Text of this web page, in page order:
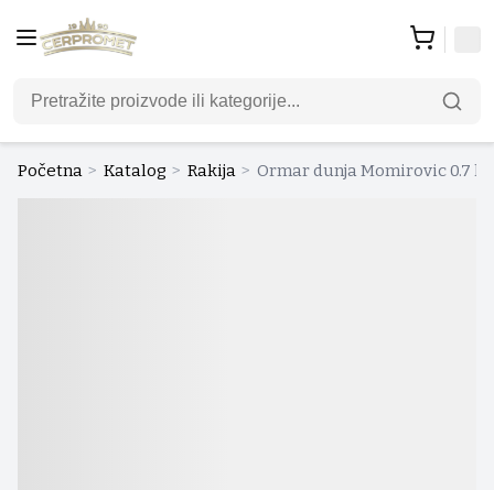
Početna > Katalog > Rakija > Ormar dunja Momirovic 0.7 l